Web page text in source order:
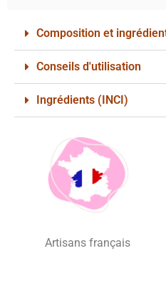
Composition et
Conseils d'utilisation
Ingrédients (INCI)
Artisans français